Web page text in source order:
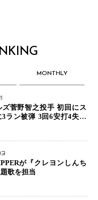
MONTHLY
ズ菅野智之投手 初回にス
3ラン被弾 3回6安打4失点
が『クレヨンしんち
歌を担当